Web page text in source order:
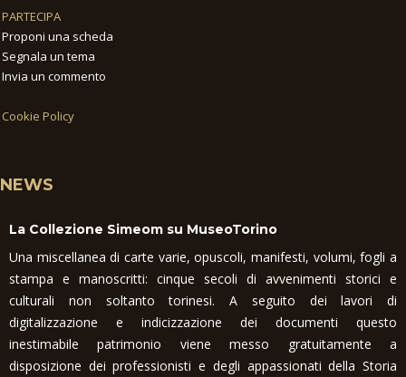
PARTECIPA
Proponi una scheda
Segnala un tema
Invia un commento
Cookie Policy
NEWS
La Collezione Simeom su MuseoTorino
Una miscellanea di carte varie, opuscoli, manifesti, volumi, fogli a
stampa e manoscritti: cinque secoli di avvenimenti storici e
culturali non soltanto torinesi. A seguito dei lavori di
digitalizzazione e indicizzazione dei documenti questo
inestimabile patrimonio viene messo gratuitamente a
disposizione dei professionisti e degli appassionati della Storia